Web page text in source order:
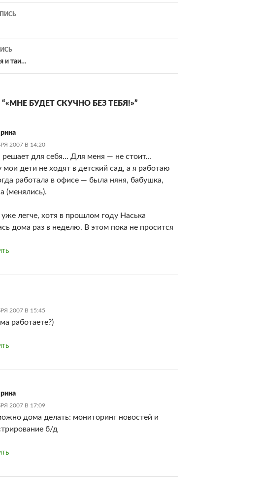
и таи…
БУДЕТ СКУЧНО БЕЗ ТЕБЯ!»”
2007 В 14:20
для себя… Для меня — не стоит…
мои дети не ходят в детский сад, а я работаю
работала в офисе — была няня, бабушка,
(менялись).
легче, хотя в прошлом году Наська
дома раз в неделю. В этом пока не просится
2007 В 15:45
работаете?)
2007 В 17:09
дома делать: мониторинг новостей и
б/д